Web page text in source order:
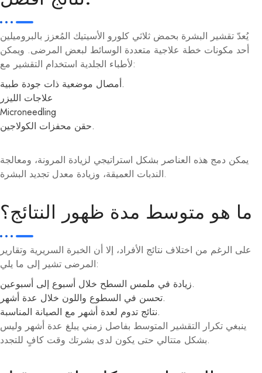
يُعدّ تقشير البشرة بحمض ثلاثي كلورو الأسيتيك المُعزز بالبروميلين
أحد مكونات خطة علاجية متعددة الوسائط لبعض المرضى. ويمكن
لأطباء الجلدية استخدام التقشير مع:
أمصال موضعية ذات جودة طبية.
علاجات الليزر
Microneedling
حقن محفزات الكولاجين.
يمكن دمج هذه العناصر بشكل استراتيجي لزيادة المرونة، ومعالجة
الندبات العميقة، وزيادة معدل تجديد البشرة.
ما هو متوسط ​​مدة ظهور النتائج؟
على الرغم من اختلاف نتائج الأفراد، إلا أن الخبرة السريرية وتقارير
المرضى تشير إلى ما يلي:
زيادة في ملمس السطح خلال أسبوع إلى أسبوعين.
تحسن في السطوع واللون خلال عدة أشهر.
نتائج تدوم لعدة أشهر مع الصيانة المناسبة.
ينبغي تكرار التقشير المتوسط ​​بفاصل زمني يبلغ عدة أشهر وليس
بشكل متتالي حتى يكون لدى بشرتك وقت كافٍ للتجدد.